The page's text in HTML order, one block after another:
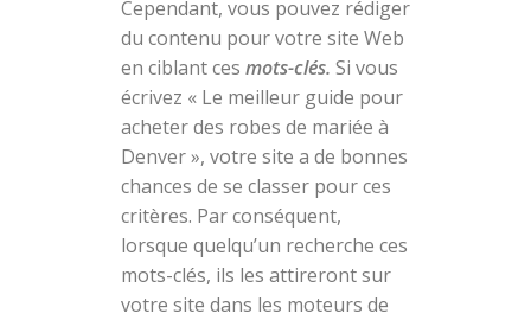
Cependant, vous pouvez rédiger
du contenu pour votre site Web
en ciblant ces mots-clés. Si vous
écrivez « Le meilleur guide pour
acheter des robes de mariée à
Denver », votre site a de bonnes
chances de se classer pour ces
critères. Par conséquent,
lorsque quelqu’un recherche ces
mots-clés, ils les attireront sur
votre site dans les moteurs de